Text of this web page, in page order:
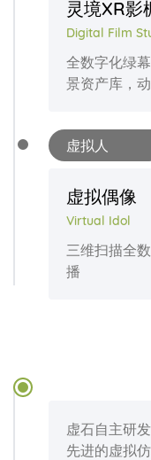
灵境XR影
Digital Film
全数字化绿
景资产库，
虚拟人
虚拟偶像
Virtual Idol
三维扫描全
播
虚石自主研
先进的虚拟